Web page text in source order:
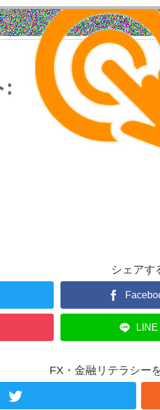
シェアす
LINE
FX・金融リテラシー